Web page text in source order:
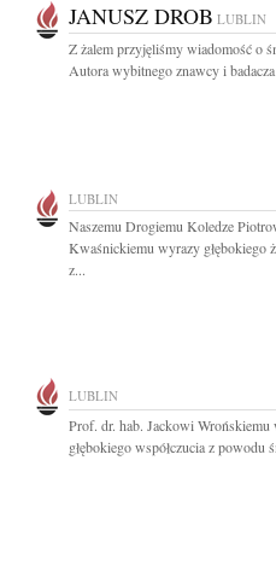
JANUSZ DROB LUBLIN
Z żalem przyjęliśmy wiadomość o
Autora wybitnego znawcy i
LUBLIN
Naszemu Drogiemu Koledze
Kwaśnickiemu wyrazy głębokiego
z...
LUBLIN
Prof. dr. hab. Jackowi Wrońskiemu
głębokiego współczucia z powodu